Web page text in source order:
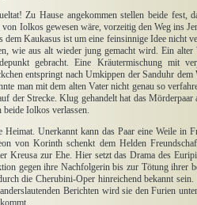
Zu Hause angekommen stellen beide fest,
Iolkos gewesen wäre, vorzeitig den Weg ins
dem Kaukasus ist um eine feinsinnige Idee nicht
wie aus alt wieder jung gemacht wird. Ein
gebracht. Eine Kräutermischung mit
entspringt nach Umkippen der Sanduhr dem
man mit dem alten Vater nicht genau so
der Strecke. Klug gehandelt hat das
Iolkos verlassen.
Unerkannt kann das Paar eine Weile in
von Korinth schenkt dem Helden
Kreusa zur Ehe. Hier setzt das Drama des
gegen ihre Nachfolgerin bis zur Tötung ihrer
die Cherubini-Oper hinreichend bekannt
Berichten wird sie den Furien